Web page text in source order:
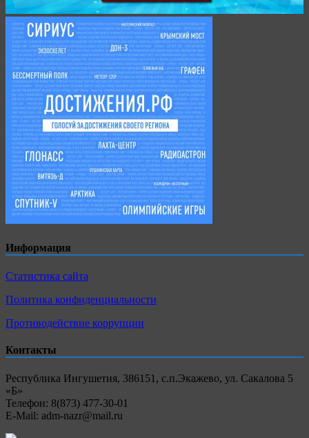
Информация
Статистика сайта
Политика конфиденциальности
Противодействие коррупции
Контакты
Республика Ингушетия, 386151, с.п.Экажево, ул. Сакалова 5
«Б»
Телефон: 8(873) 477-30-01
E-Mail: adm-nazr@mail.ru